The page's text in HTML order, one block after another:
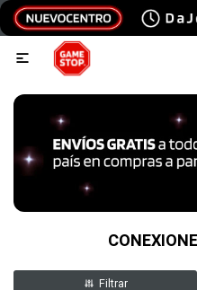

Menu Escribinos
Tecnología e Informática
Audio y video